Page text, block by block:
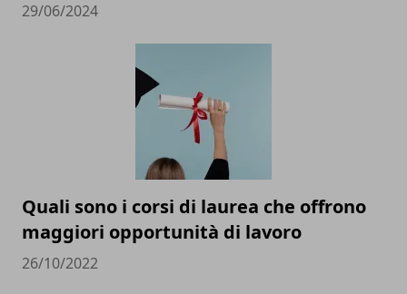
29/06/2024
Quali sono i corsi di laurea che offrono
maggiori opportunità di lavoro
26/10/2022